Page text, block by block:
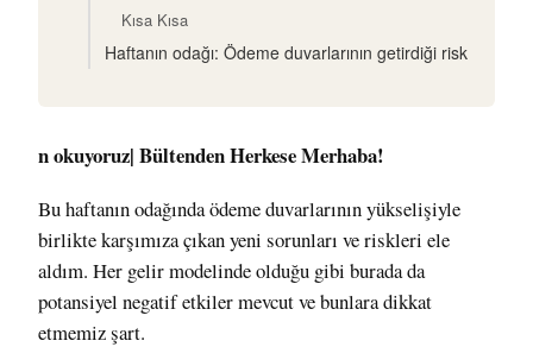
Kısa Kısa
Haftanın odağı: Ödeme duvarlarının getirdiği risk
n okuyoruz| Bültenden Herkese Merhaba!
Bu haftanın odağında ödeme duvarlarının yükselişiyle
birlikte karşımıza çıkan yeni sorunları ve riskleri ele
aldım. Her gelir modelinde olduğu gibi burada da
potansiyel negatif etkiler mevcut ve bunlara dikkat
etmemiz şart.